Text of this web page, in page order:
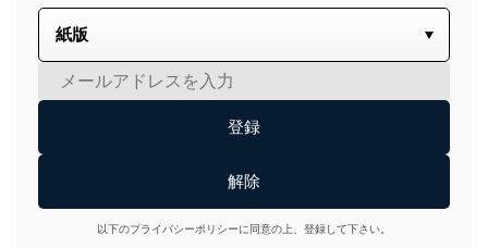
以下のプライバシーポリシーに同意の上、登録して下さい。